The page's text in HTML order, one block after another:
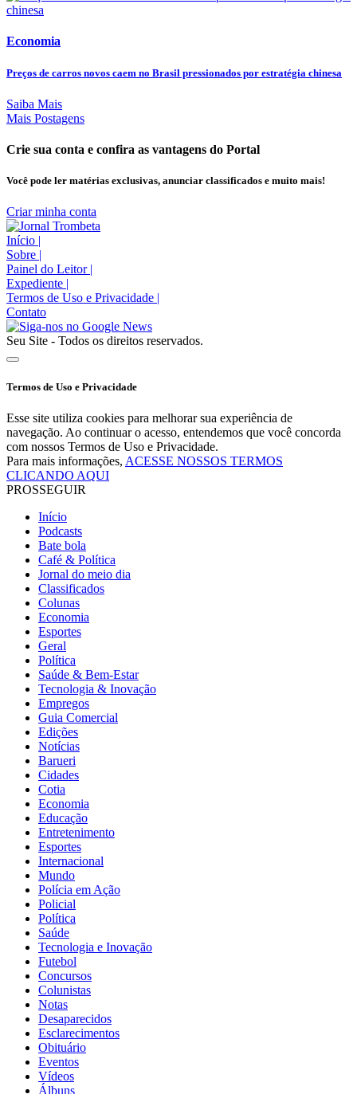
Economia
Preços de carros novos caem no Brasil pressionados por estratégia chinesa
Saiba Mais
Mais Postagens
Crie sua conta e confira as vantagens do Portal
Você pode ler matérias exclusivas, anunciar classificados e muito mais!
Criar minha conta
Início |
Sobre |
Painel do Leitor |
Expediente |
Termos de Uso e Privacidade |
Contato
Seu Site - Todos os direitos reservados.
Termos de Uso e Privacidade
Esse site utiliza cookies para melhorar sua experiência de
navegação. Ao continuar o acesso, entendemos que você concorda
com nossos Termos de Uso e Privacidade.
Para mais informações, ACESSE NOSSOS TERMOS
CLICANDO AQUI
PROSSEGUIR
Início
Podcasts
Bate bola
Café & Política
Jornal do meio dia
Classificados
Colunas
Economia
Esportes
Geral
Política
Saúde & Bem-Estar
Tecnologia & Inovação
Empregos
Guia Comercial
Edições
Notícias
Barueri
Cidades
Cotia
Economia
Educação
Entretenimento
Esportes
Internacional
Mundo
Polícia em Ação
Policial
Política
Saúde
Tecnologia e Inovação
Futebol
Concursos
Colunistas
Notas
Desaparecidos
Esclarecimentos
Obituário
Eventos
Vídeos
Álbuns